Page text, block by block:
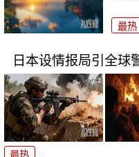
最热
日本设情报局引全球